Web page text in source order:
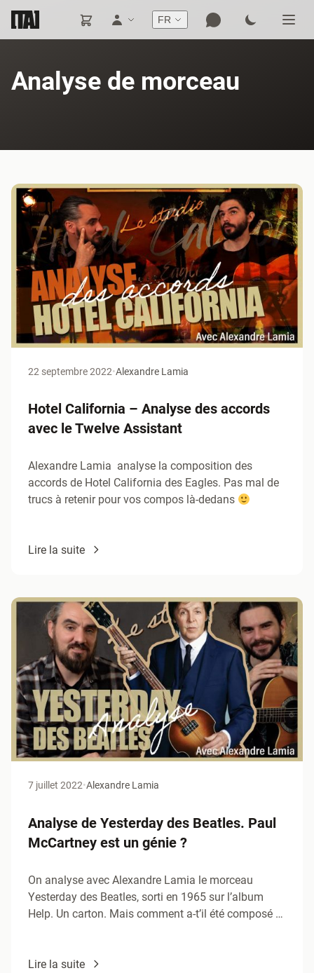
FR
Analyse de morceau
22 septembre 2022•Alexandre Lamia
Hotel California – Analyse des accords
avec le Twelve Assistant
​Alexandre Lamia analyse la composition des
accords de Hotel California des Eagles. Pas mal de
trucs à retenir pour vos compos là-dedans
Lire la suite
7 juillet 2022•Alexandre Lamia
Analyse de Yesterday des Beatles. Paul
McCartney est un génie ?
On analyse avec Alexandre Lamia le morceau
Yesterday des Beatles, sorti en 1965 sur l’album
Help. Un carton. Mais comment a-t’il été composé ?
Lire la suite